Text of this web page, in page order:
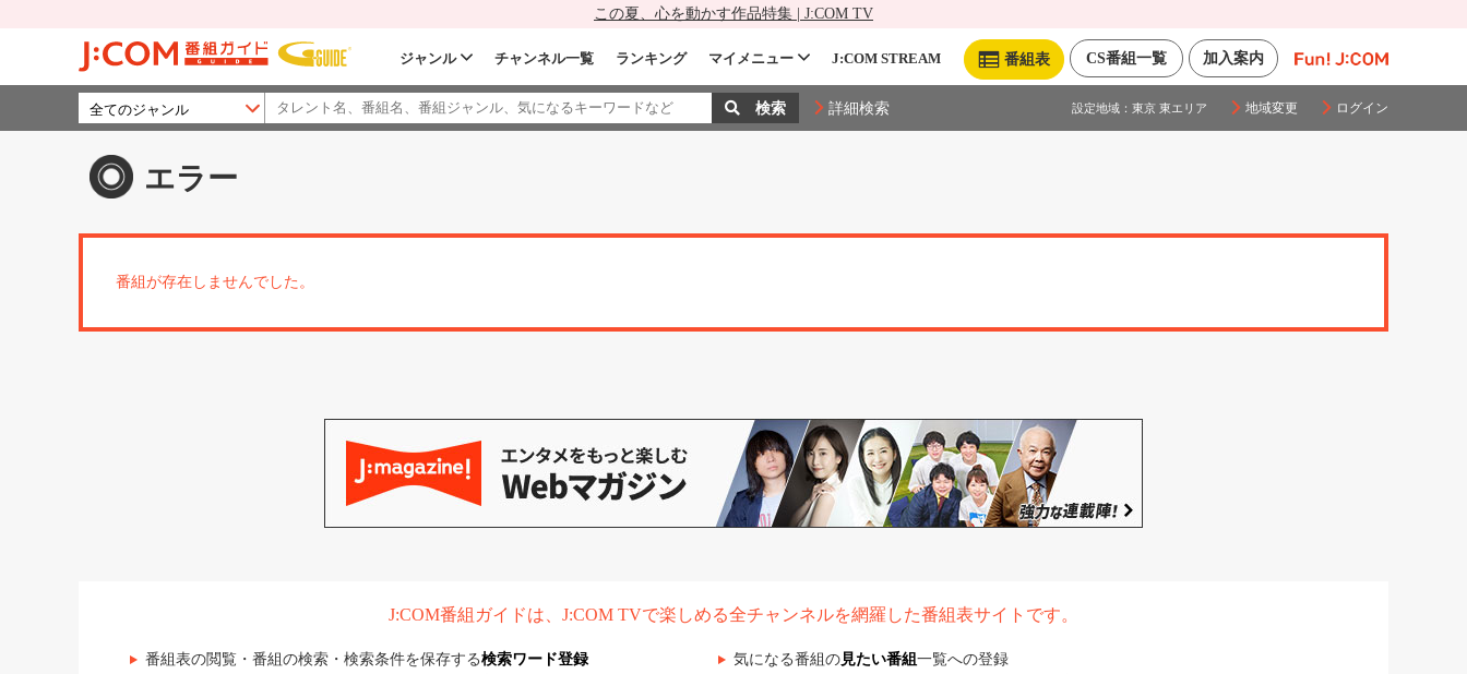
この夏、心を動かす作品特集 | J:COM TV
加入案内
CS番組一覧
番組表
ジャンル チャンネル一覧 ランキング マイメニュー J:COM STREAM
詳細検索 設定地域： 東京 東エリア 地域変更 ログイン
エラー
番組が存在しませんでした。
J:COM番組ガイドは、J:COM TVで楽しめる全チャンネルを網羅した番組表サイトです。
番組表の閲覧・番組の検索・検索条件を保存する検索ワード登録 気になる番組の見たい番組 一覧への登録